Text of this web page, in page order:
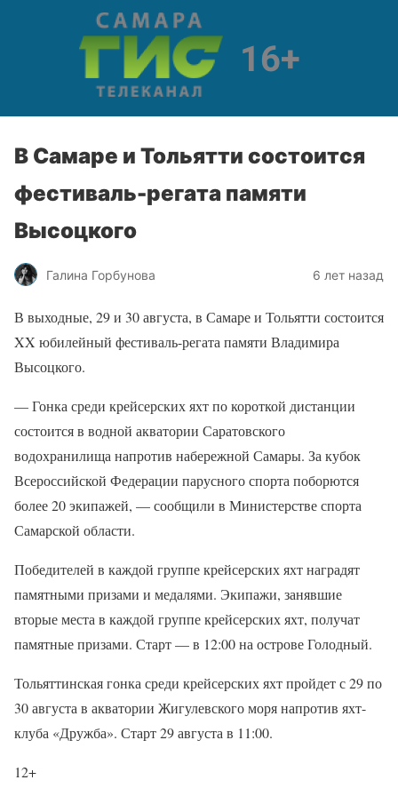
В Самаре и Тольятти состоится
фестиваль-регата памяти
Высоцкого
Галина Горбунова 6 лет назад
В выходные, 29 и 30 августа, в Самаре и Тольятти состоится
XX юбилейный фестиваль-регата памяти Владимира
Высоцкого.
— Гонка среди крейсерских яхт по короткой дистанции
состоится в водной акватории Саратовского
водохранилища напротив набережной Самары. За кубок
Всероссийской Федерации парусного спорта поборются
более 20 экипажей, — сообщили в Министерстве спорта
Самарской области.
Победителей в каждой группе крейсерских яхт наградят
памятными призами и медалями. Экипажи, занявшие
вторые места в каждой группе крейсерских яхт, получат
памятные призами. Старт — в 12:00 на острове Голодный.
Тольяттинская гонка среди крейсерских яхт пройдет с 29 по
30 августа в акватории Жигулевского моря напротив яхт-
клуба «Дружба». Старт 29 августа в 11:00.
12+